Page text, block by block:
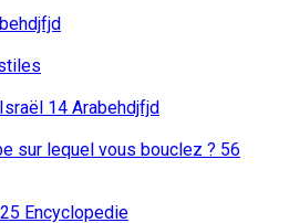
14 Arabehdjfjd
sur lequel vous bouclez ? 56
Encyclopedie